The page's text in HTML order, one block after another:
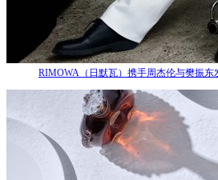
RIMOWA（日默瓦）携手周杰伦与樊振东